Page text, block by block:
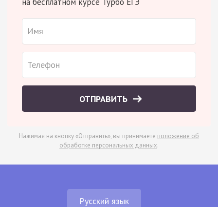
ОТПРАВИТЬ
Нажимая на кнопку «Отправить», вы принимаете положение об
обработке персональных данных.
Русский язык